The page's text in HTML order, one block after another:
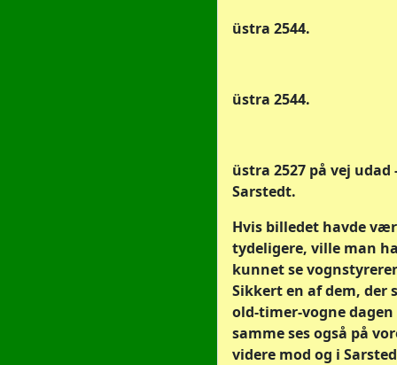
üstra 2544.
üstra 2544.
üstra 2527 på vej udad
Sarstedt.
Hvis billedet havde
tydeligere, ville man
kunnet se
Sikkert en af dem, der
old-timer-vogne dagen
samme ses også på
videre mod og i